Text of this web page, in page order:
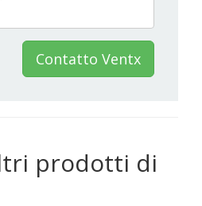
Contatto Ventx
prodotti di